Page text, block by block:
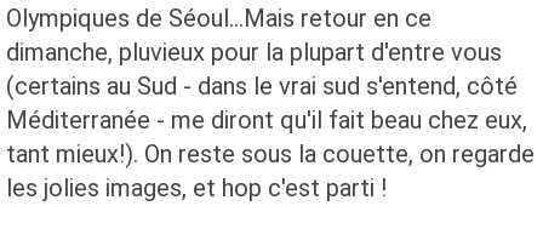
Olympiques de Séoul...Mais retour en ce
dimanche, pluvieux pour la plupart d'entre vous
(certains au Sud - dans le vrai sud s'entend, côté
Méditerranée - me diront qu'il fait beau chez eux,
tant mieux!). On reste sous la couette, on regarde
les jolies images, et hop c'est parti !